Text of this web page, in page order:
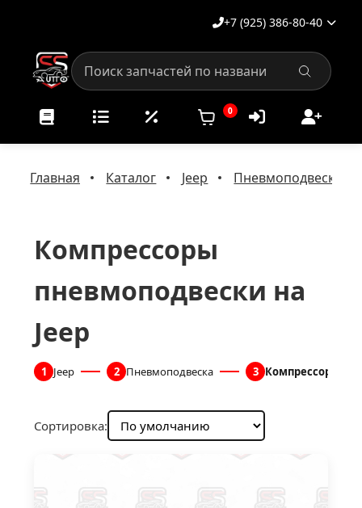
+7 (925) 386-80-40
0
Главная Каталог Jeep Пневмоподвеска на
Компрессоры
пневмоподвески на
Jeep
1 Jeep 2 Пневмоподвеска 3 Компрессоры
Сортировка: